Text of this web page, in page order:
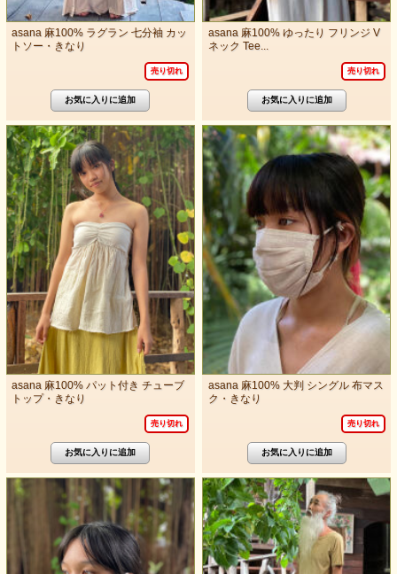
asana 麻100% ラグラン 七分袖 カッ
トソー・きなり
売り切れ
asana 麻100% ゆったり フリンジ V
ネック Tee...
売り切れ
asana 麻100% パット付き チューブ
トップ・きなり
売り切れ
asana 麻100% 大判 シングル 布マス
ク・きなり
売り切れ